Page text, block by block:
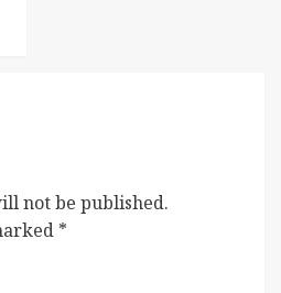
not be published.
*